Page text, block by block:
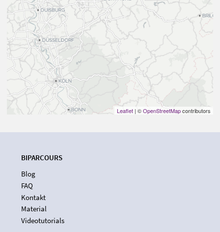
Leaflet | ©OpenStreetMapcontributors
BIPARCOURS
Blog
FAQ
Kontakt
Material
Videotutorials